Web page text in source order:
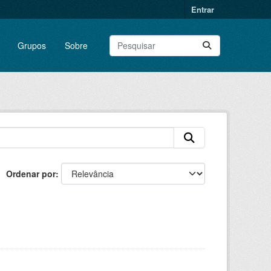
Entrar
Grupos Sobre
Ordenar por